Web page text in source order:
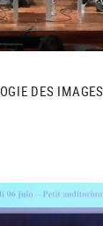
DES IMAGES